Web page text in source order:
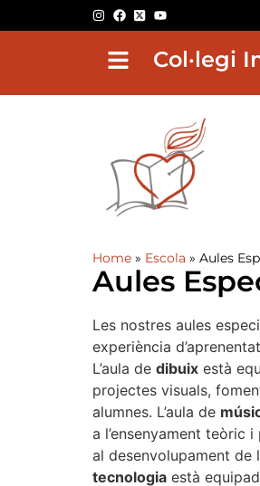
Col·legi
Home » Escola » Aules
Aules
Les nostres aules
experiència
L’aula de dibuix està
projectes visuals,
alumnes. L’aula de
a l’ensenyament teòric
al desenvolupament de
tecnologia està